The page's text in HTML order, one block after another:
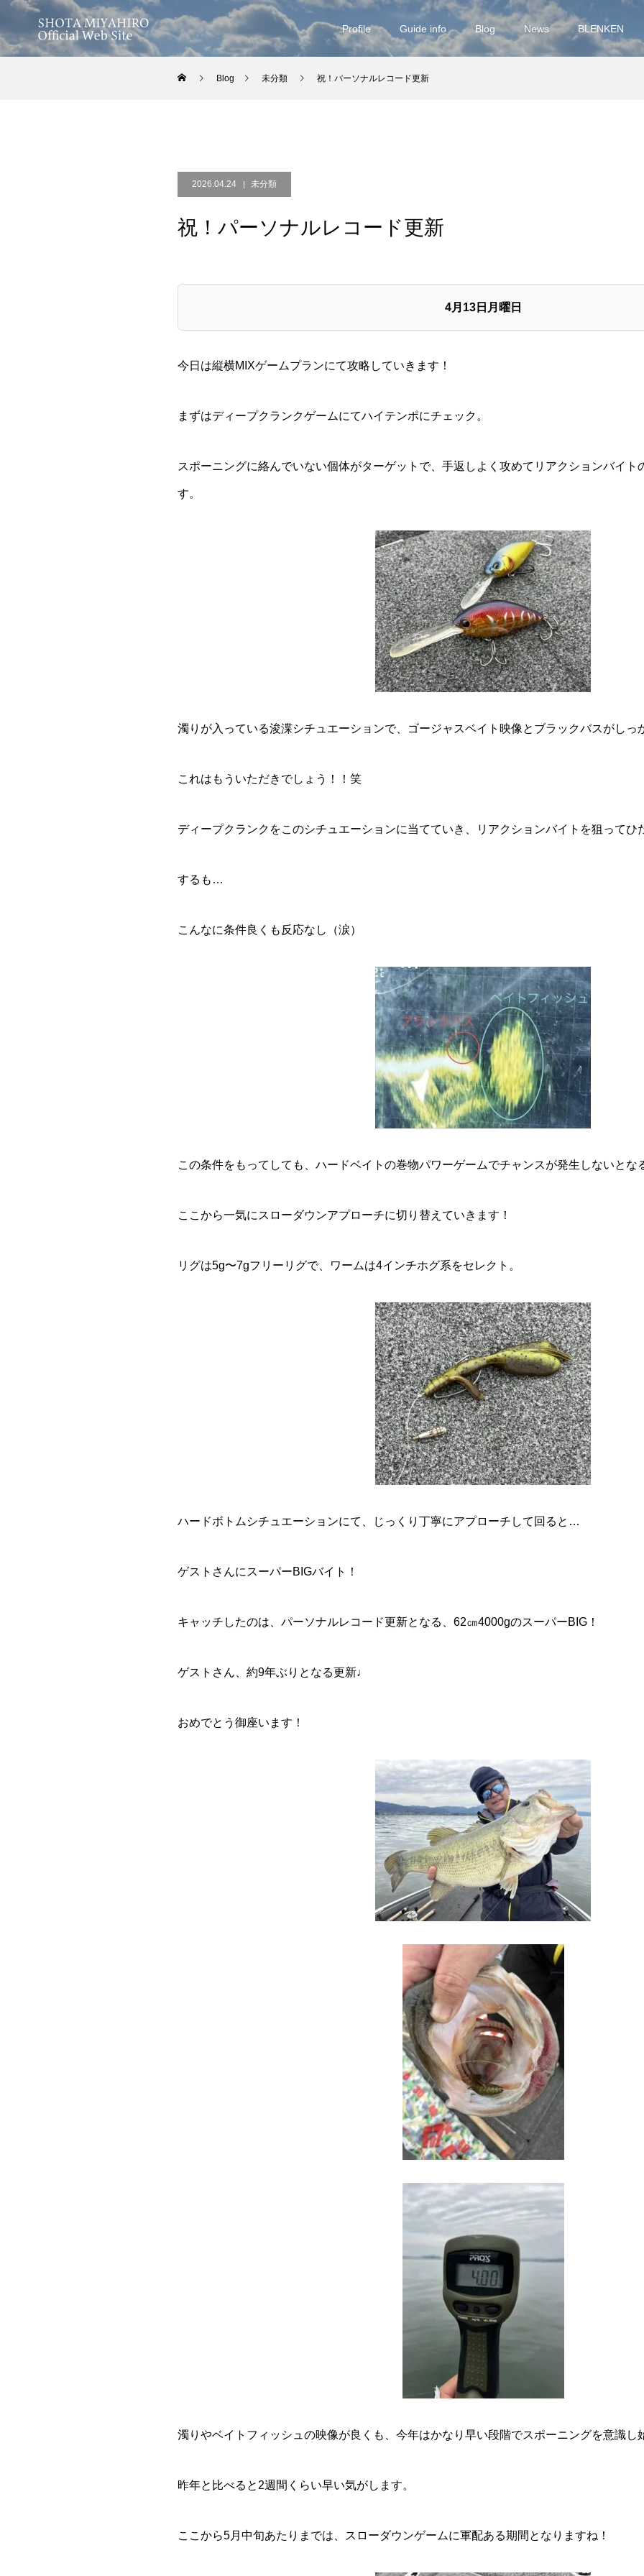
Profile Guide info Blog News BLENKEN
Blog 未分類 祝！パーソナルレコード更新
2026.04.24 未分類
祝！パーソナルレコード更新
4月13日月曜日
今日は縦横MIXゲームプランにて攻略していきます！
まずはディープクランクゲームにてハイテンポにチェック。
スポーニングに絡んでいない個体がターゲットで、手返しよく攻めてリアクションバイト
す。
濁りが入っている浚渫シチュエーションで、ゴージャスベイト映像とブラックバスがしっ
これはもういただきでしょう！！笑
ディープクランクをこのシチュエーションに当てていき、リアクションバイトを狙ってひ
するも…
こんなに条件良くも反応なし（涙）
この条件をもってしても、ハードベイトの巻物パワーゲームでチャンスが発生しないとな
ここから一気にスローダウンアプローチに切り替えていきます！
リグは5g〜7gフリーリグで、ワームは4インチホグ系をセレクト。
ハードボトムシチュエーションにて、じっくり丁寧にアプローチして回ると…
ゲストさんにスーパーBIGバイト！
キャッチしたのは、パーソナルレコード更新となる、62㎝4000gのスーパーBIG！
ゲストさん、約9年ぶりとなる更新♩
おめでとう御座います！
濁りやベイトフィッシュの映像が良くも、今年はかなり早い段階でスポーニングを意識し
昨年と比べると2週間くらい早い気がします。
ここから5月中旬あたりまでは、スローダウンゲームに軍配ある期間となりますね！